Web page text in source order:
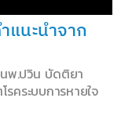
แนะนำจาก
นพ.ปวิน บัดติยา
รคระบบการหายใจ